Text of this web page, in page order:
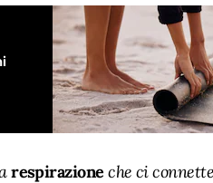
respirazione che ci